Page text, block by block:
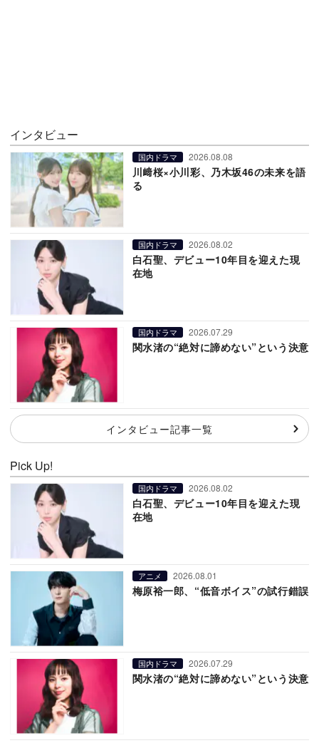
インタビュー
国内ドラマ 2026.08.08
川﨑桜×小川彩、乃木坂46の未来を語
る
国内ドラマ 2026.08.02
白石聖、デビュー10年目を迎えた現
在地
国内ドラマ 2026.07.29
関水渚の“絶対に諦めない”という決意
インタビュー記事一覧
Pick Up!
国内ドラマ 2026.08.02
白石聖、デビュー10年目を迎えた現
在地
アニメ 2026.08.01
梅原裕一郎、“低音ボイス”の試行錯誤
国内ドラマ 2026.07.29
関水渚の“絶対に諦めない”という決意